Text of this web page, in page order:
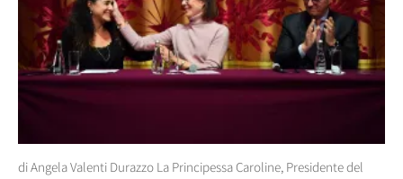
di Angela Valenti Durazzo La Principessa Caroline, Presidente del